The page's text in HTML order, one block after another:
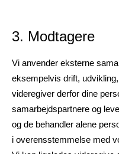
3. Modtagere
Vi anvender eksterne
eksempelvis drift,
videregiver derfor dine
samarbejdspartnere og
og de behandler alene
i overensstemmelse med